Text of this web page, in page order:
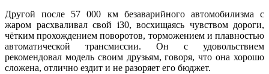
Другой после 57 000 км безаварийного автомобилизма с
жаром расхваливал свой i30, восхищаясь чувством дороги,
чётким прохождением поворотов, торможением и плавностью
автоматической трансмиссии. Он с удовольствием
рекомендовал модель своим друзьям, говоря, что она хорошо
сложена, отлично ездит и не разоряет его бюджет.